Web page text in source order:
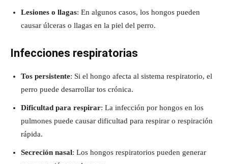
Lesiones o llagas: En algunos casos, los hongos pueden
causar úlceras o llagas en la piel del perro.
Infecciones respiratorias
Tos persistente: Si el hongo afecta al sistema respiratorio, el
perro puede desarrollar tos crónica.
Dificultad para respirar: La infección por hongos en los
pulmones puede causar dificultad para respirar o respiración
rápida.
Secreción nasal: Los hongos respiratorios pueden generar